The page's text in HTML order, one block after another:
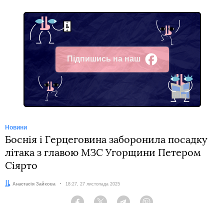
Підпишись на наш
Facebook
Новини
Боснія і Герцеговина заборонила посадку
літака з главою МЗС Угорщини Петером
Сіярто
Автор:
Анастасія Зайкова Дата:
18:27, 27 листопада 2025